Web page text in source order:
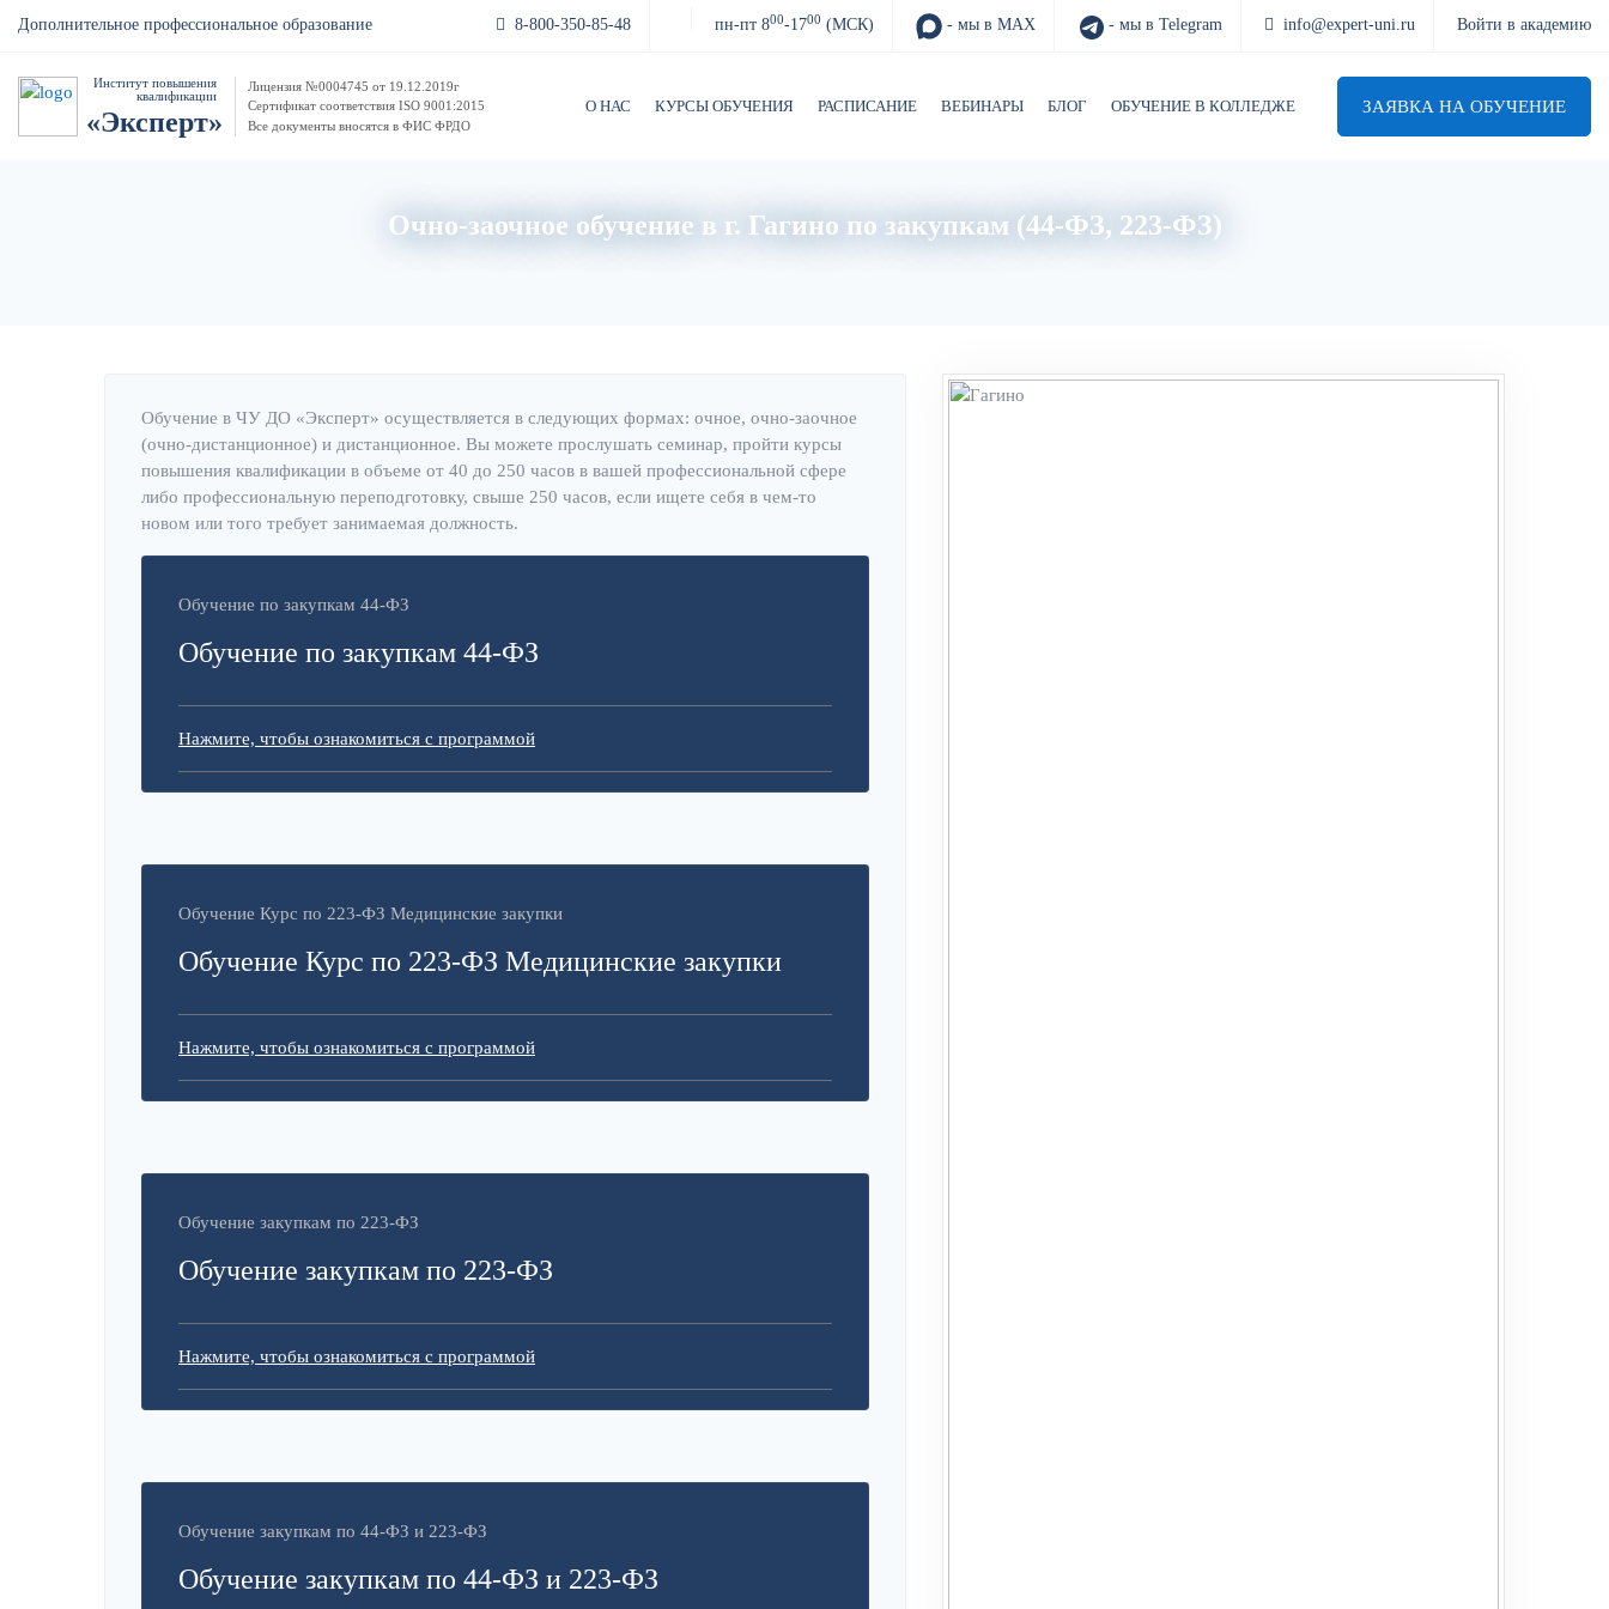
Дополнительное профессиональное образование 8-800-350-85-48 пн-пт 800-1700 (МСК) - мы в MAX - мы в Telegram info@expert-uni.ru Войти в академию
Институт повышения
квалификации
«Эксперт»
Лицензия №0004745 от 19.12.2019г
Сертификат соответствия ISO 9001:2015
Все документы вносятся в ФИС ФРДО
О НАС КУРСЫ ОБУЧЕНИЯ РАСПИСАНИЕ ВЕБИНАРЫ БЛОГ ОБУЧЕНИЕ В КОЛЛЕДЖЕ ЗАЯВКА НА ОБУЧЕНИЕ
Очно-заочное обучение в г. Гагино по закупкам (44-ФЗ, 223-ФЗ)
Обучение в ЧУ ДО «Эксперт» осуществляется в следующих формах: очное, очно-заочное
(очно-дистанционное) и дистанционное. Вы можете прослушать семинар, пройти курсы
повышения квалификации в объеме от 40 до 250 часов в вашей профессиональной сфере
либо профессиональную переподготовку, свыше 250 часов, если ищете себя в чем-то
новом или того требует занимаемая должность.
Обучение по закупкам 44-ФЗ
Обучение по закупкам 44-ФЗ
Нажмите, чтобы ознакомиться с программой
Обучение Курс по 223-ФЗ Медицинские закупки
Обучение Курс по 223-ФЗ Медицинские закупки
Нажмите, чтобы ознакомиться с программой
Обучение закупкам по 223-ФЗ
Обучение закупкам по 223-ФЗ
Нажмите, чтобы ознакомиться с программой
Обучение закупкам по 44-ФЗ и 223-ФЗ
Обучение закупкам по 44-ФЗ и 223-ФЗ